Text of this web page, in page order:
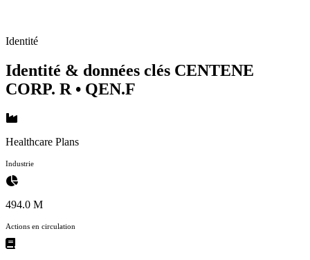
Identité
Identité & données clés CENTENE
CORP. R • QEN.F
Healthcare Plans
Industrie
494.0 M
Actions en circulation